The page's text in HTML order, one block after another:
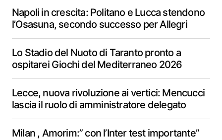
Napoli in crescita: Politano e Lucca stendono
l’Osasuna, secondo successo per Allegri
Lo Stadio del Nuoto di Taranto pronto a
ospitarei Giochi del Mediterraneo 2026
Lecce, nuova rivoluzione ai vertici: Mencucci
lascia il ruolo di amministratore delegato
Milan , Amorim:” con l’Inter test importante”